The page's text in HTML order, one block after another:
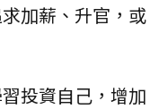
加薪、升官，或
投資自己，增加